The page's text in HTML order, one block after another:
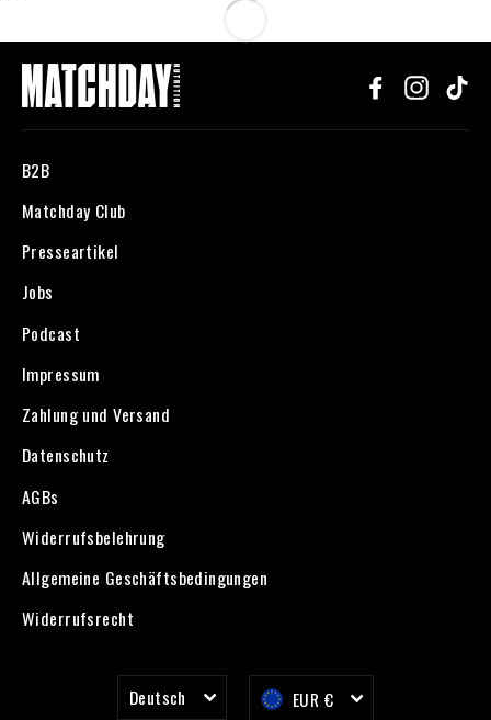
Facebook
B2B
Matchday Club
Presseartikel
Jobs
Podcast
Impressum
Zahlung und Versand
Datenschutz
AGBs
Widerrufsbelehrung
Allgemeine Geschäftsbedingungen
Widerrufsrecht
Sprache
Deutsch Währung
EUR €